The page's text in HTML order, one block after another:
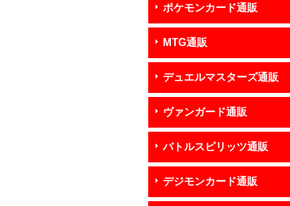
ポケモンカード通販
MTG通販
デュエルマスターズ通販
ヴァンガード通販
バトルスピリッツ通販
デジモンカード通販